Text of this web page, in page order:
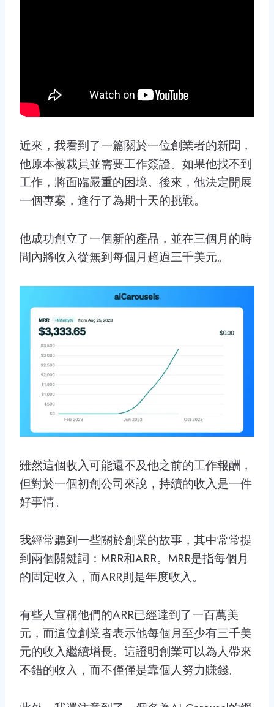
近來，我看到了一篇關於一位創業者的新聞，
他原本被裁員並需要工作簽證。如果他找不到
工作，將面臨嚴重的困境。後來，他決定開展
一個專案，進行了為期十天的挑戰。
他成功創立了一個新的產品，並在三個月的時
間內將收入從無到每個月超過三千美元。
雖然這個收入可能還不及他之前的工作報酬，
但對於一個初創公司來說，持續的收入是一件
好事情。
我經常聽到一些關於創業的故事，其中常常提
到兩個關鍵詞：MRR和ARR。MRR是指每個月
的固定收入，而ARR則是年度收入。
有些人宣稱他們的ARR已經達到了一百萬美
元，而這位創業者表示他每個月至少有三千美
元的收入繼續增長。這證明創業可以為人帶來
不錯的收入，而不僅僅是靠個人努力賺錢。